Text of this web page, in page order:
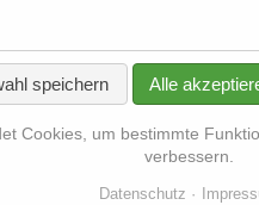
speichern Alle
Cookies, um bestimmte
verbessern.
Datenschutz